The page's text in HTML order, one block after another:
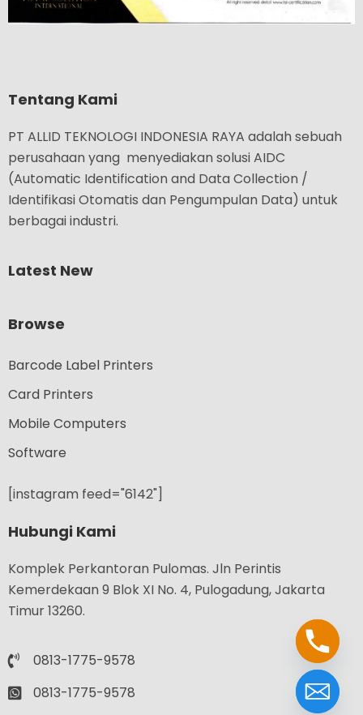
Tentang Kami
PT ALLID TEKNOLOGI INDONESIA RAYA adalah sebuah
perusahaan yang menyediakan solusi AIDC
(Automatic Identification and Data Collection /
Identifikasi Otomatis dan Pengumpulan Data) untuk
berbagai industri.
Latest New
Browse
Barcode Label Printers
Card Printers
Mobile Computers
Software
[instagram feed="6142"]
Hubungi Kami
Komplek Perkantoran Pulomas. Jln Perintis
Kemerdekaan 9 Blok XI No. 4, Pulogadung, Jakarta
Timur 13260.
0813-1775-9578
0813-1775-9578